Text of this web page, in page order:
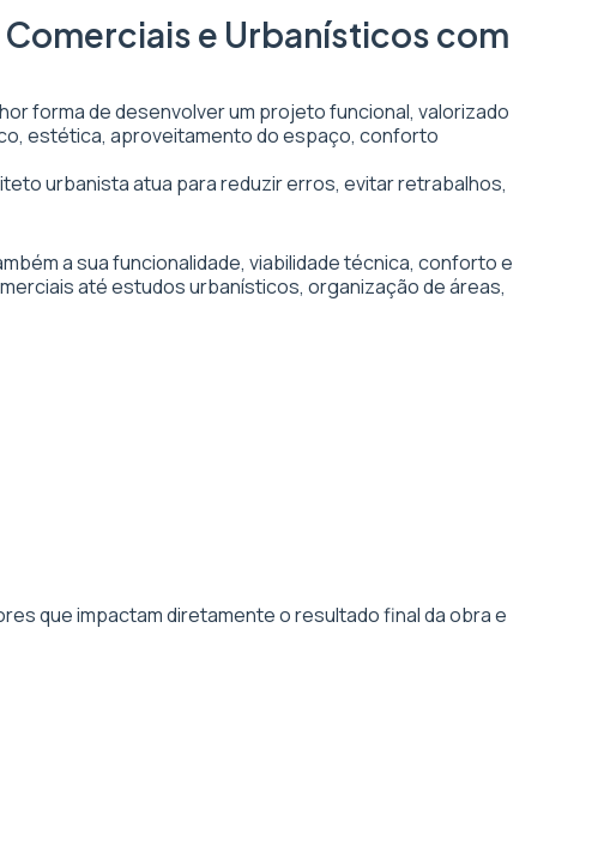
e Urbanísticos com
forma de desenvolver um projeto funcional, valorizado
estética, aproveitamento do espaço, conforto
urbanista atua para reduzir erros, evitar retrabalhos,
a sua funcionalidade, viabilidade técnica, conforto e
até estudos urbanísticos, organização de áreas,
que impactam diretamente o resultado final da obra e